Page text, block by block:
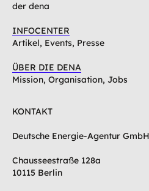
der dena
INFOCENTER
Artikel, Events, Presse
ÜBER DIE DENA
Mission, Organisation, Jobs
KONTAKT
Deutsche Energie-Agentur
Chausseestraße 128a
10115 Berlin